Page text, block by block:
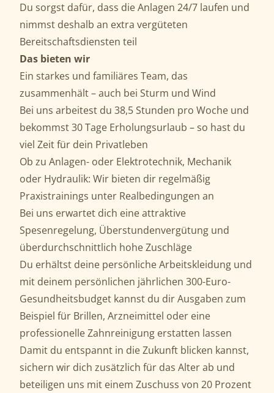
Du sorgst dafür, dass die Anlagen 24/7 laufen und
nimmst deshalb an extra vergüteten
Bereitschaftsdiensten teil
Das bieten wir
Ein starkes und familiäres Team, das
zusammenhält – auch bei Sturm und Wind
Bei uns arbeitest du 38,5 Stunden pro Woche und
bekommst 30 Tage Erholungsurlaub – so hast du
viel Zeit für dein Privatleben
Ob zu Anlagen- oder Elektrotechnik, Mechanik
oder Hydraulik: Wir bieten dir regelmäßig
Praxistrainings unter Realbedingungen an
Bei uns erwartet dich eine attraktive
Spesenregelung, Überstundenvergütung und
überdurchschnittlich hohe Zuschläge
Du erhältst deine persönliche Arbeitskleidung und
mit deinem persönlichen jährlichen 300-Euro-
Gesundheitsbudget kannst du dir Ausgaben zum
Beispiel für Brillen, Arzneimittel oder eine
professionelle Zahnreinigung erstatten lassen
Damit du entspannt in die Zukunft blicken kannst,
sichern wir dich zusätzlich für das Alter ab und
beteiligen uns mit einem Zuschuss von 20 Prozent